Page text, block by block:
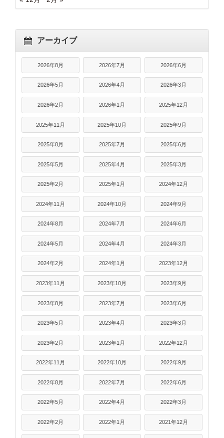
アーカイブ
2026年8月 2026年7月 2026年6月
2026年5月 2026年4月 2026年3月
2026年2月 2026年1月 2025年12月
2025年11月 2025年10月 2025年9月
2025年8月 2025年7月 2025年6月
2025年5月 2025年4月 2025年3月
2025年2月 2025年1月 2024年12月
2024年11月 2024年10月 2024年9月
2024年8月 2024年7月 2024年6月
2024年5月 2024年4月 2024年3月
2024年2月 2024年1月 2023年12月
2023年11月 2023年10月 2023年9月
2023年8月 2023年7月 2023年6月
2023年5月 2023年4月 2023年3月
2023年2月 2023年1月 2022年12月
2022年11月 2022年10月 2022年9月
2022年8月 2022年7月 2022年6月
2022年5月 2022年4月 2022年3月
2022年2月 2022年1月 2021年12月